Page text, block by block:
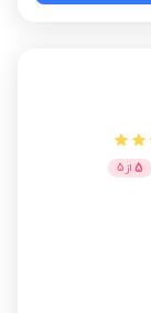
5 از 5